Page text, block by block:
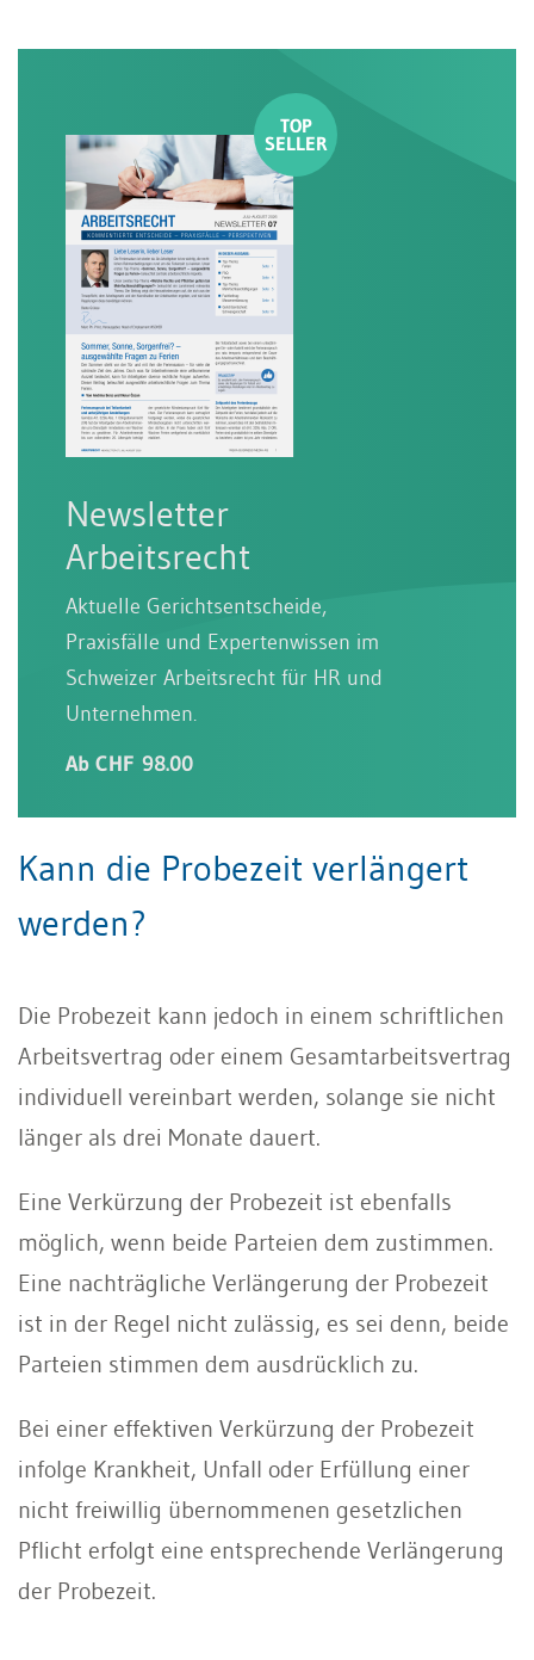
Newsletter
Arbeitsrecht
Aktuelle Gerichtsentscheide,
Praxisfälle und Expertenwissen im
Schweizer Arbeitsrecht für HR und
Unternehmen.
Ab CHF 98.00
Kann die Probezeit verlängert
werden?
Die Probezeit kann jedoch in einem schriftlichen
Arbeitsvertrag oder einem Gesamtarbeitsvertrag
individuell vereinbart werden, solange sie nicht
länger als drei Monate dauert.
Eine Verkürzung der Probezeit ist ebenfalls
möglich, wenn beide Parteien dem zustimmen.
Eine nachträgliche Verlängerung der Probezeit
ist in der Regel nicht zulässig, es sei denn, beide
Parteien stimmen dem ausdrücklich zu.
Bei einer effektiven Verkürzung der Probezeit
infolge Krankheit, Unfall oder Erfüllung einer
nicht freiwillig übernommenen gesetzlichen
Pflicht erfolgt eine entsprechende Verlängerung
der Probezeit.